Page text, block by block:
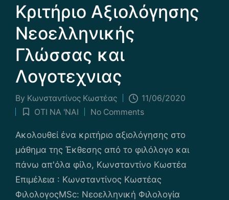
Κριτήριο Αξιολόγησης
Νεοελληνικής
Γλώσσας και
Λογοτεχνιας
Posted
by
By Κωνσταντίνος Κωστέας 11/06/2020
Posted
in
ΟΤΙ ΝΑ 'ΝΑΙ No Comments
Ακολουθεί ένα κριτήριο αξιολόγησης στο
μάθημα της Έκθεσης από το φιλόλογο και
πάνω απ'όλα φίλο, Κωνσταντίνο Κωστέα
Επιμέλεια : Κωνσταντίνος Κωστέας
ΦιλολογοςΜSc: Νεοελληνική Φιλολογία